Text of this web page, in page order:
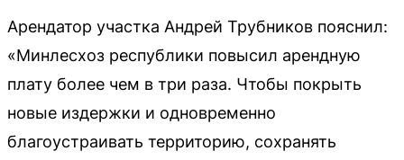
Арендатор участка Андрей Трубников пояснил:
«Минлесхоз республики повысил арендную
плату более чем в три раза. Чтобы покрыть
новые издержки и одновременно
благоустраивать территорию, сохранять